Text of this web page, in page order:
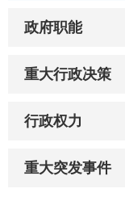
政府职能
重大行政决策
行政权力
重大突发事件